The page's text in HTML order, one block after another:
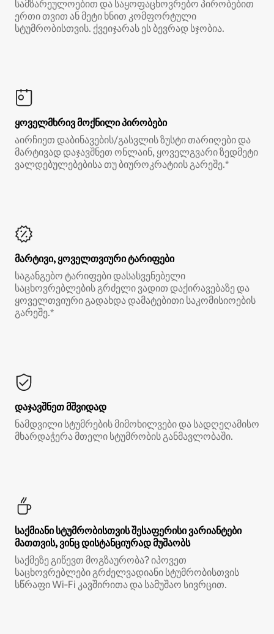
სამზარეულოებით და საყოფაცხოვრებო პირობებით
ერთი თვით ან მეტი ხნით კომფორტული
სტუმრობისთვის. ქვეიჯარას ეს ბევრად სჯობია.
ყოველმხრივ მოქნილი პირობები
აირჩიეთ დაბინავების/გასვლის ზუსტი თარიღები და
მარტივად დაჯავშნეთ ონლაინ, ყოველგვარი ზედმეტი
ვალდებულებებისა თუ ბიუროკრატიის გარეშე.*
მარტივი, ყოველთვიური ტარიფები
საგანგებო ტარიფები დასასვენებელი
საცხოვრებლების გრძელი ვადით დაქირავებაზე და
ყოველთვიური გადახდა დამატებითი საკომისიოების
გარეშე.*
დაჯავშნეთ მშვიდად
ნამდვილი სტუმრების მიმოხილვები და სადღეღამისო
მხარდაჭერა მთელი სტუმრობის განმავლობაში.
საქმიანი სტუმრობისთვის შესაფერისი ვარიანტები
მათთვის, ვინც დისტანციურად მუშაობს
საქმეზე გიწევთ მოგზაურობა? იპოვეთ
საცხოვრებლები გრძელვადიანი სტუმრობისთვის
სწრაფი Wi‑Fi კავშირითა და სამუშაო სივრცით.